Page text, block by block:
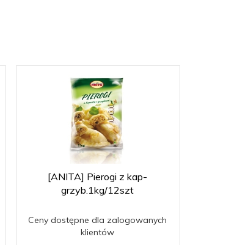
[ANITA] Pierogi z kap-
grzyb.1kg/12szt
Ceny dostępne dla zalogowanych
klientów